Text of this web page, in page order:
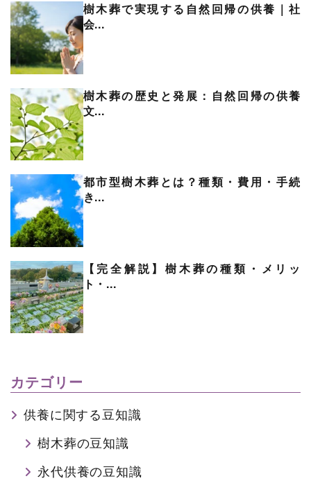
樹木葬で実現する自然回帰の供養｜社
会...
樹木葬の歴史と発展：自然回帰の供養
文...
都市型樹木葬とは？種類・費用・手続
き...
【完全解説】樹木葬の種類・メリッ
ト・...
カテゴリー
供養に関する豆知識
樹木葬の豆知識
永代供養の豆知識